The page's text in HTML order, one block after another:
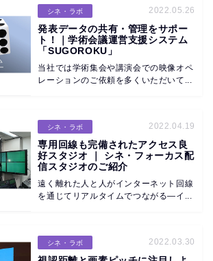
シネ・ラボ 2022.05.26
発表データの共有・管理をサポー
ト！｜学術会議運営支援システム
「SUGOROKU」
当社では学術集会や講演会での映像オペ
レーションのご依頼を多くいただいて...
シネ・ラボ 2022.04.19
専用回線も完備されたアクセス良
好スタジオ ｜ シネ・フォーカス配
信スタジオのご紹介
遠く離れた人と人がインターネット回線
を通じてリアルタイムでつながる―イ...
シネ・ラボ 2022.03.30